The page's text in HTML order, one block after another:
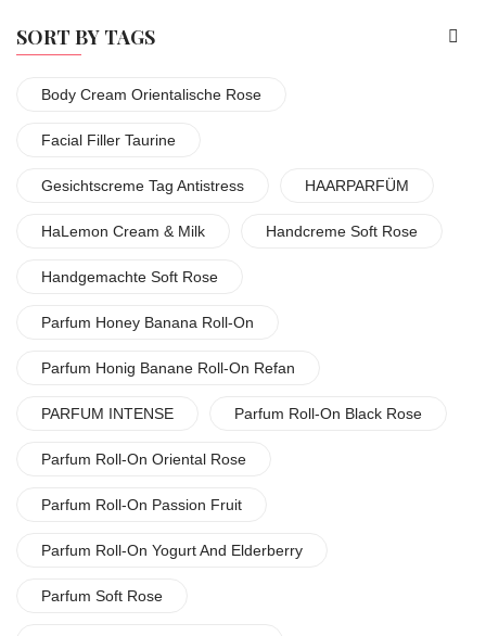
SORT BY TAGS
Body Cream Orientalische Rose
Facial Filler Taurine
Gesichtscreme Tag Antistress HAARPARFÜM
HaLemon Cream & Milk Handcreme Soft Rose
Handgemachte Soft Rose
Parfum Honey Banana Roll-On
Parfum Honig Banane Roll-On Refan
PARFUM INTENSE Parfum Roll-On Black Rose
Parfum Roll-On Oriental Rose
Parfum Roll-On Passion Fruit
Parfum Roll-On Yogurt And Elderberry
Parfum Soft Rose